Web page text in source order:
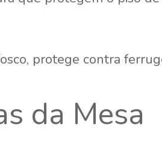
protege contra
da Mesa